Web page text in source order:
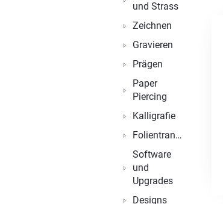
und Strass
Zeichnen
Gravieren
Prägen
Paper
Piercing
Kalligrafie
Folientransfer
Software
und
Upgrades
Designs